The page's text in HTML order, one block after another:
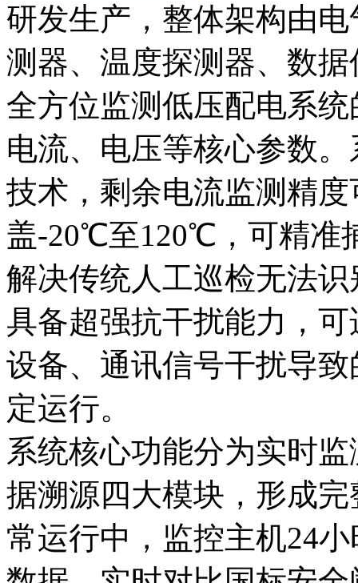
研发生产，整体架构由
测器、温度探测器、数
全方位监测低压配电系
电流、电压等核心参数
技术，剩余电流监测精
盖-20℃至120℃，可精准
解决传统人工巡检无法
具备超强抗干扰能力，
设备、通讯信号干扰导
定运行。
系统核心功能分为实时
据溯源四大模块，形成
常运行中，监控主机24